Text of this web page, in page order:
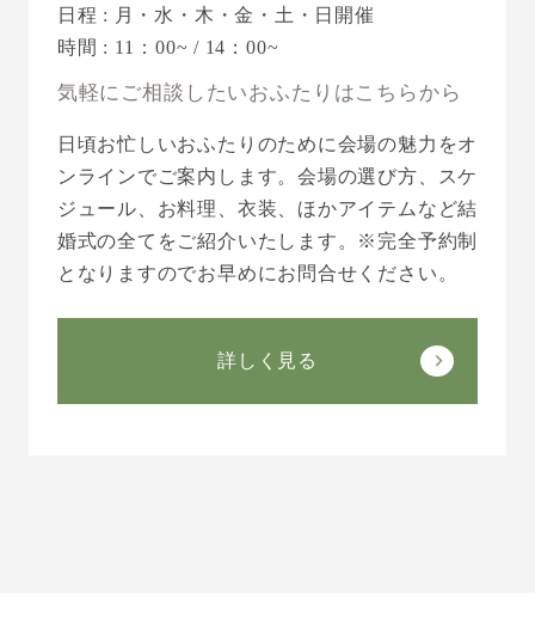
日程 : 月・水・木・金・土・日開催
時間 : 11：00~ / 14：00~
気軽にご相談したいおふたりはこちらから
日頃お忙しいおふたりのために会場の魅力をオ
ンラインでご案内します。会場の選び方、スケ
ジュール、お料理、衣装、ほかアイテムなど結
婚式の全てをご紹介いたします。※完全予約制
となりますのでお早めにお問合せください。
詳しく見る